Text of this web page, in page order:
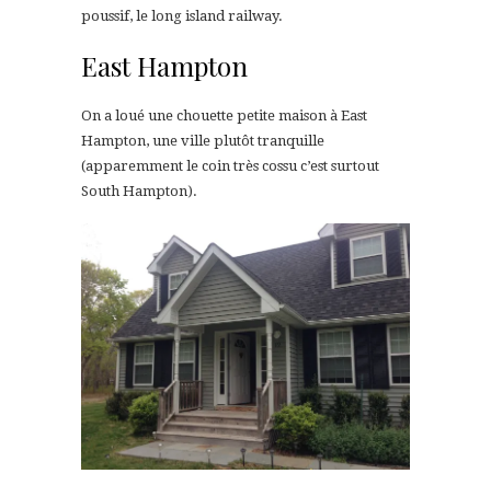
poussif, le long island railway.
East Hampton
On a loué une chouette petite maison à East
Hampton, une ville plutôt tranquille
(apparemment le coin très cossu c’est surtout
South Hampton).